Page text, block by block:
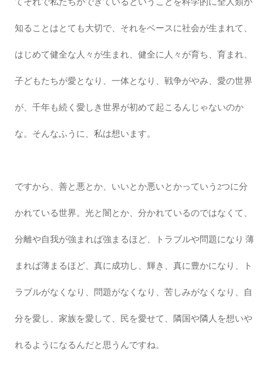
知ることはとても大切で、それをベースに社会が生まれて、
はじめて健全な人々が生まれ、健全に人々が育ち、育まれ、
子どもたちが愛となり、一体となり、戦争がやみ、愛の世界
が、千年も続く愛しき世界が初めて起こるんじゃないのか
な。そんなふうに、私は想います。
ですから、善と悪とか、いいとか悪いとかっていう2つに分
かれている世界。光と闇とか、分かれているのではなくて、
分離や自我が強まれば強まるほど、トラブルや問題になり 薄
まれば薄まるほど、真に成功し、輝き、真に豊かになり、ト
ラブルがなくなり、問題がなくなり、苦しみがなくなり、自
分を愛し、家族を愛して、民を愛せて、隣国や隣人を想いや
れるようになるんだと思うんですね。